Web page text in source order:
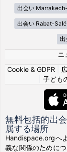
出会い
出会い Rabat-
出
ニ
Cookie & GDPR
子ども
無料包括的出
属する場所
Handispace.orgへ
義な関係のために